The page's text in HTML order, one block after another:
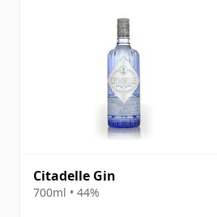
Citadelle Gin
700ml • 44%